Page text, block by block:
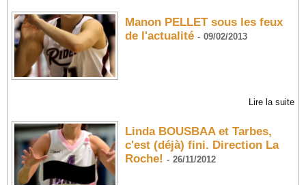
Manon PELLET sous les feux
de l'actualité - 09/02/2013
Lire la suite
Linda BOUSBAA et Tarbes,
c'est (déjà) fini. Direction La
Roche! - 26/11/2012